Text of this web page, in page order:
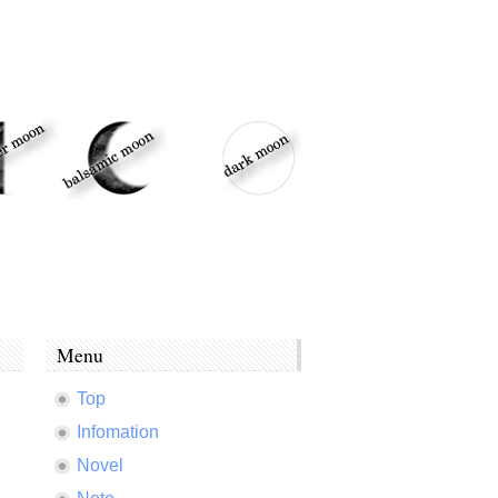
Menu
Top
Infomation
Novel